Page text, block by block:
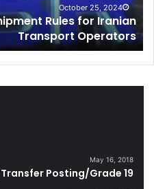
October 25, 2024
Rules for Iranian
Operators
I
n
t
e
l
May 16, 2018
Posting/Grade 19